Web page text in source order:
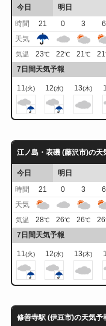
今日 明日
時間
21 0 3 6
天気
気温 23℃ 22℃ 21℃ 21
7日間天気予報
11(火) 12(水) 13(木)
江ノ島・表磯 (藤沢市)の天
今日 明日
時間
21 0 3 6
天気
気温 28℃ 26℃ 26℃ 26
7日間天気予報
11(火) 12(水) 13(木)
修善寺駅 (伊豆市)の天気予